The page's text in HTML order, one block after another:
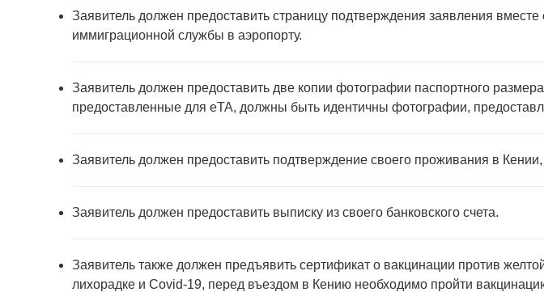
Заявитель должен предоставить страницу подтверждения заявления вместе
иммиграционной службы в аэропорту.
Заявитель должен предоставить две копии фотографии паспортного
предоставленные для eTA, должны быть идентичны фотографии,
Заявитель должен предоставить подтверждение своего проживания в
Заявитель должен предоставить выписку из своего банковского счета.
Заявитель также должен предъявить сертификат о вакцинации против
лихорадке и Covid-19, перед въездом в Кению необходимо пройти